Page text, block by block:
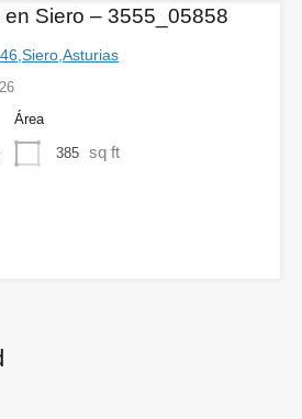
Siero – 3555_05858
Área
385 sq ft